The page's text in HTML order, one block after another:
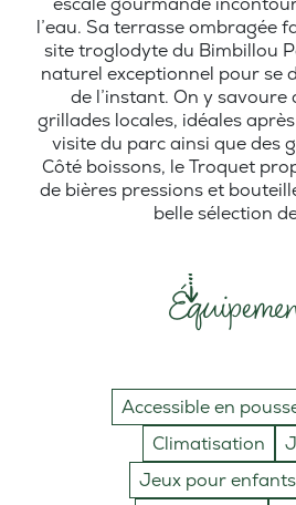
l’eau. Sa terrasse ombragée
site troglodyte du Bimbillou
naturel exceptionnel pour se
de l’instant. On y savoure
grillades locales, idéales
visite du parc ainsi que des
Côté boissons, le Troquet
de bières pressions et
belle sélection
Accessible en
Climatisation
Jeux pour enfants